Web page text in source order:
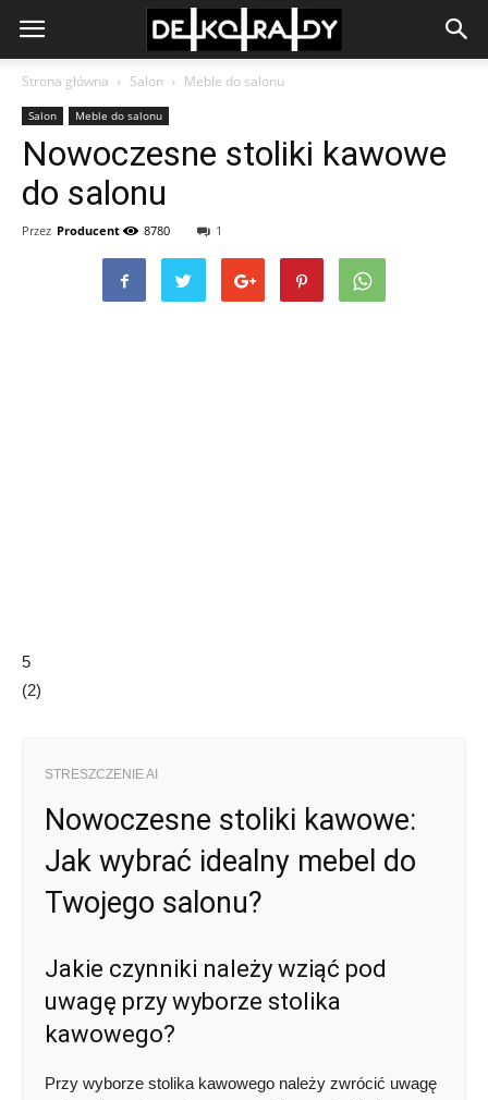
Strona główna Salon Meble do salonu
Salon Meble do salonu
Nowoczesne stoliki kawowe
do salonu
Przez Producent 8780 1
5
(2)
STRESZCZENIE AI
Nowoczesne stoliki kawowe:
Jak wybrać idealny mebel do
Twojego salonu?
Jakie czynniki należy wziąć pod
uwagę przy wyborze stolika
kawowego?
Przy wyborze stolika kawowego należy zwrócić uwagę